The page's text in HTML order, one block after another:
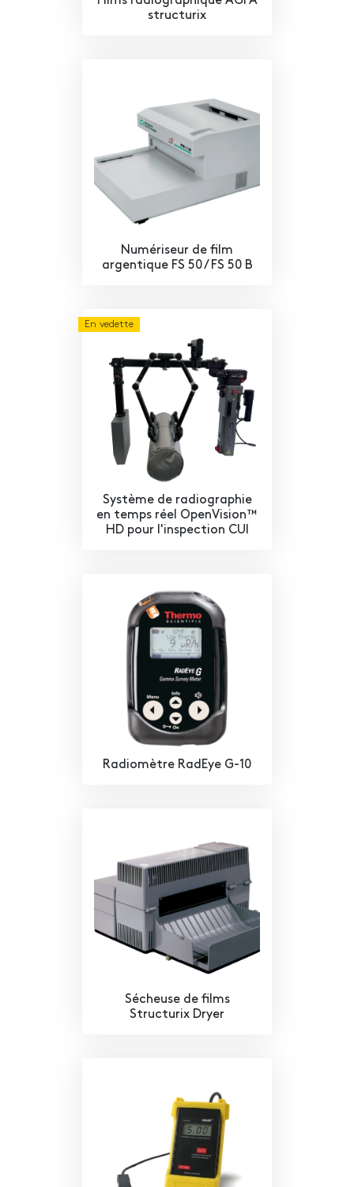
structurix
Numériseur de film
argentique FS 50 / FS 50 B
En vedette
Système de radiographie
en temps réel OpenVision™
HD pour l'inspection CUI
Radiomètre RadEye G-10
Sécheuse de films
Structurix Dryer